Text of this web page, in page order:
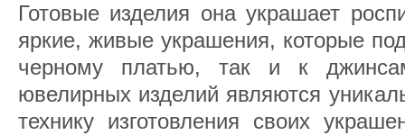
Готовые изделия она украшает
яркие, живые украшения, которые
черному платью, так и к
ювелирных изделий являются
технику изготовления своих